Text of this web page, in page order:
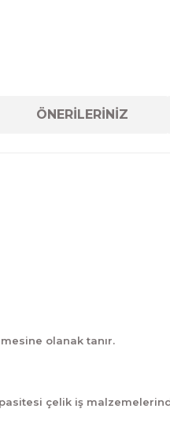
ÖNERİLERİNİZ
olanak tanır.
çelik iş